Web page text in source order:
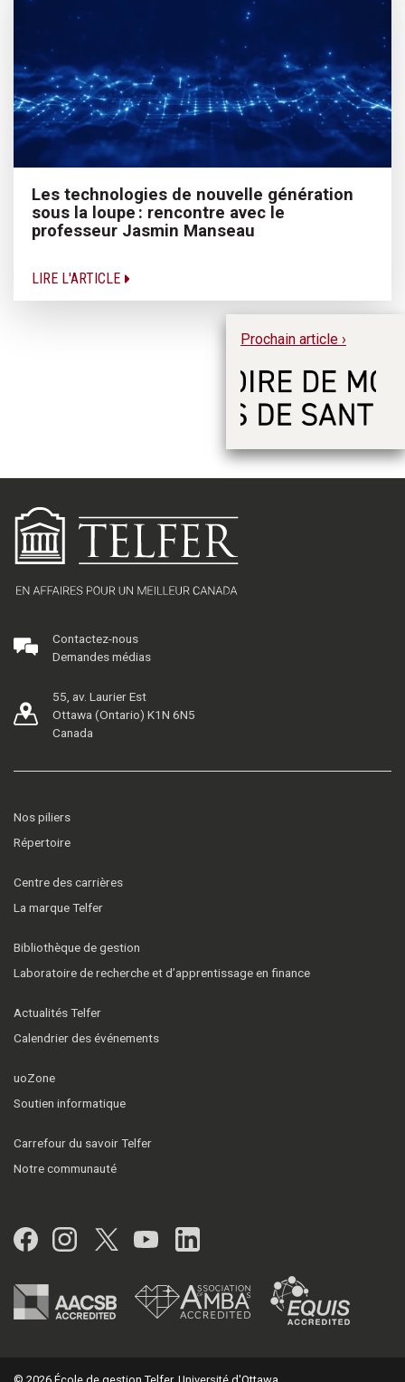
Les technologies de nouvelle génération
sous la loupe : rencontre avec le
professeur Jasmin Manseau
LIRE L'ARTICLE
Prochain article ›
Contactez-nous
Demandes médias
55, av. Laurier Est
Ottawa (Ontario) K1N 6N5
Canada
Nos piliers
Répertoire
Centre des carrières
La marque Telfer
Bibliothèque de gestion
Laboratoire de recherche et d’apprentissage en finance
Actualités Telfer
Calendrier des événements
uoZone
Soutien informatique
Carrefour du savoir Telfer
Notre communauté
Facebook
Instagram
Twitter
YouTubeLinkedIn